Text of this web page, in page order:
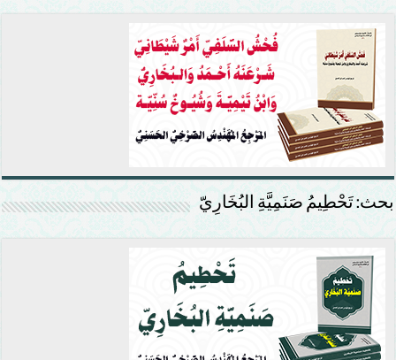
بحث: تَحْطِيمُ صَنَمِيَّةِ البُخَارِيّ